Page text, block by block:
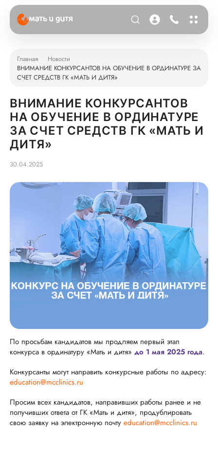
Главная
Новости
ВНИМАНИЕ КОНКУРСАНТОВ НА ОБУЧЕНИЕ В ОРДИНАТУРЕ ЗА
СЧЕТ СРЕДСТВ ГК «МАТЬ И ДИТЯ»
ВНИМАНИЕ КОНКУРСАНТОВ
НА ОБУЧЕНИЕ В ОРДИНАТУРЕ
ЗА СЧЕТ СРЕДСТВ ГК «МАТЬ И
ДИТЯ»
30.04.2025
По просьбам кандидатов мы продляем первый этап
конкурса в ординатуру «Мать и дитя» до 1 мая 2025 года.
Конкурсанты могут направить конкурсные работы по адресу:
education@mcclinics.ru
Просим всех кандидатов, направивших работы ранее и не
получивших ответа от ГК «Мать и дитя», продублировать
свою заявку на электронную почту education@mcclinics.ru